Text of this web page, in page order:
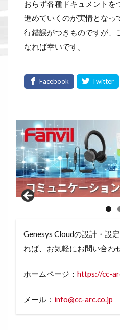
おらず各種ドキュメントを
進めていくのが実情となっ
行錯誤がつきものですが、
なれば幸いです。
Genesys Cloudの設計・設
れば、お気軽にお問い合わ
ホームページ： https://cc-
メール： info@cc-arc.co.jp